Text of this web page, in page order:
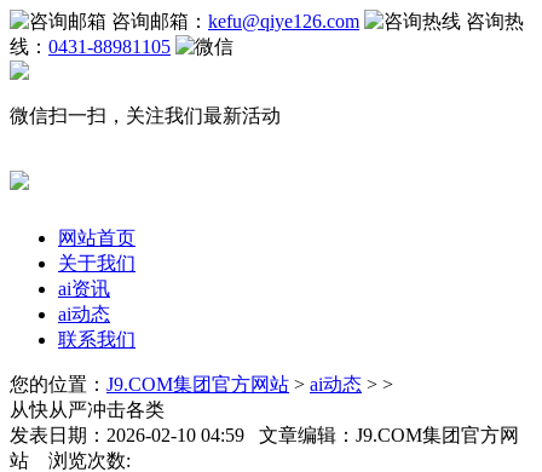
咨询邮箱： kefu@qiye126.com
咨询热
线： 0431-88981105
微信扫一扫，关注我们最新活动
网站首页
关于我们
ai资讯
ai动态
联系我们
您的位置： J9.COM集团官方网站 > ai动态 > >
从快从严冲击各类
发表日期：2026-02-10 04:59 文章编辑：J9.COM集团官方网
站 浏览次数: